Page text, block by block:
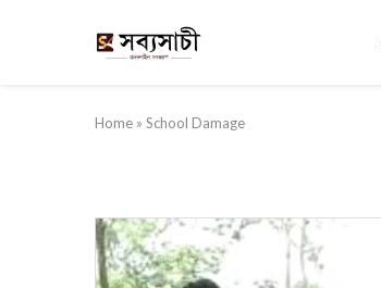
Home » School Damage